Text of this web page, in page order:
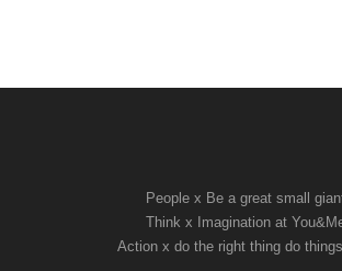
People x Be a great small
Think x Imagination at
Action x do the right thing do